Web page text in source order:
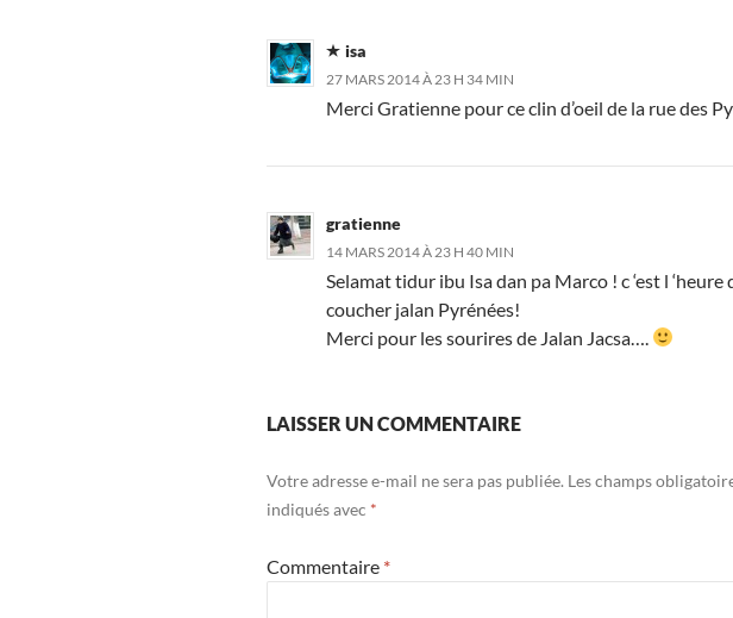
isa
27 MARS 2014 À 23 H 34 MIN
Merci Gratienne pour ce clin d’oeil de la rue des
gratienne
14 MARS 2014 À 23 H 40 MIN
Selamat tidur ibu Isa dan pa Marco ! c ‘est l ‘heure
coucher jalan Pyrénées!
Merci pour les sourires de Jalan Jacsa….
LAISSER UN COMMENTAIRE
Votre adresse e-mail ne sera pas publiée. Les champs
indiqués avec *
Commentaire *